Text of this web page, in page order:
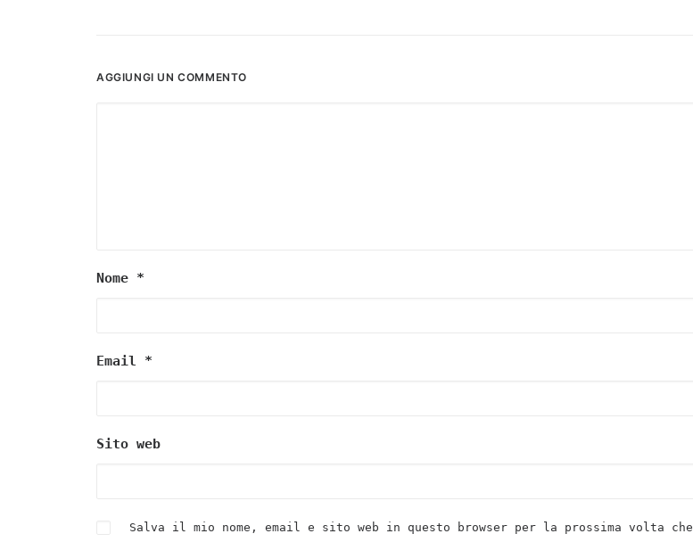
AGGIUNGI UN COMMENTO
Nome *
Email *
Sito web
Salva il mio nome, email e sito web in questo browser per la prossima volta che